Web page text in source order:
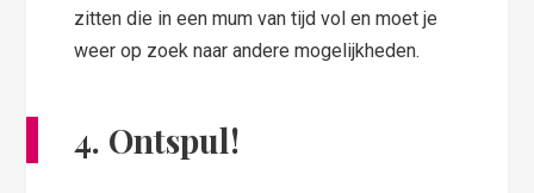
zitten die in een mum van tijd vol en moet je
weer op zoek naar andere mogelijkheden.
4. Ontspul!